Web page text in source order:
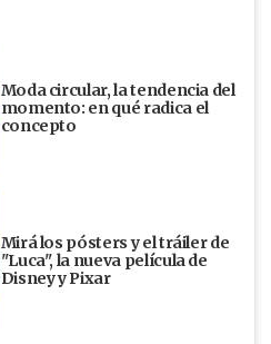
Moda circular, la tendencia del
momento: en qué radica el
concepto
Mirá los pósters y el tráiler de
"Luca", la nueva película de
Disney y Pixar